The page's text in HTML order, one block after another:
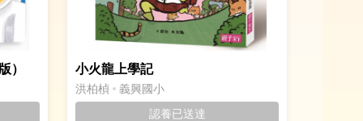
） 小火龍上學記
洪柏楨
義興國小
認養已送達